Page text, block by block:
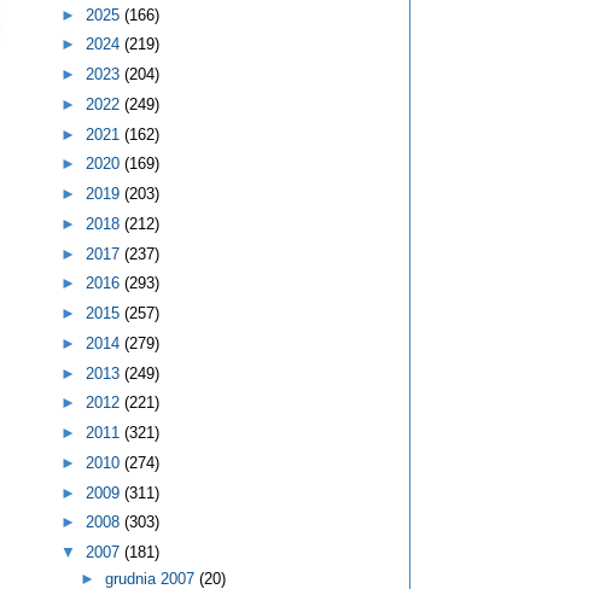
► 2025 (166)
► 2024 (219)
► 2023 (204)
► 2022 (249)
► 2021 (162)
► 2020 (169)
► 2019 (203)
► 2018 (212)
► 2017 (237)
► 2016 (293)
► 2015 (257)
► 2014 (279)
► 2013 (249)
► 2012 (221)
► 2011 (321)
► 2010 (274)
► 2009 (311)
► 2008 (303)
▼ 2007 (181)
► grudnia 2007 (20)